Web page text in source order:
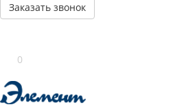
Заказать звонок
0